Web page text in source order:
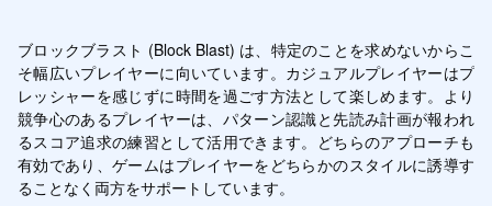
ブロックブラスト (Block Blast) は、特定のことを求めないからこ
そ幅広いプレイヤーに向いています。カジュアルプレイヤーはプ
レッシャーを感じずに時間を過ごす方法として楽しめます。より
競争心のあるプレイヤーは、パターン認識と先読み計画が報われ
るスコア追求の練習として活用できます。どちらのアプローチも
有効であり、ゲームはプレイヤーをどちらかのスタイルに誘導す
ることなく両方をサポートしています。